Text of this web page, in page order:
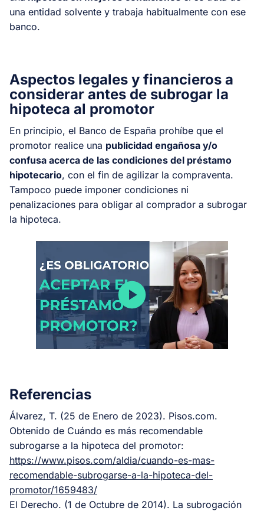
una entidad solvente y trabaja habitualmente con ese
banco.
Aspectos legales y financieros a
considerar antes de subrogar la
hipoteca al promotor
En principio, el Banco de España prohíbe que el
promotor realice una publicidad engañosa y/o
confusa acerca de las condiciones del préstamo
hipotecario, con el fin de agilizar la compraventa.
Tampoco puede imponer condiciones ni
penalizaciones para obligar al comprador a subrogar
la hipoteca.
Referencias
Álvarez, T. (25 de Enero de 2023). Pisos.com.
Obtenido de Cuándo es más recomendable
subrogarse a la hipoteca del promotor:
https://www.pisos.com/aldia/cuando-es-mas-
recomendable-subrogarse-a-la-hipoteca-del-
promotor/1659483/
El Derecho. (1 de Octubre de 2014). La subrogación